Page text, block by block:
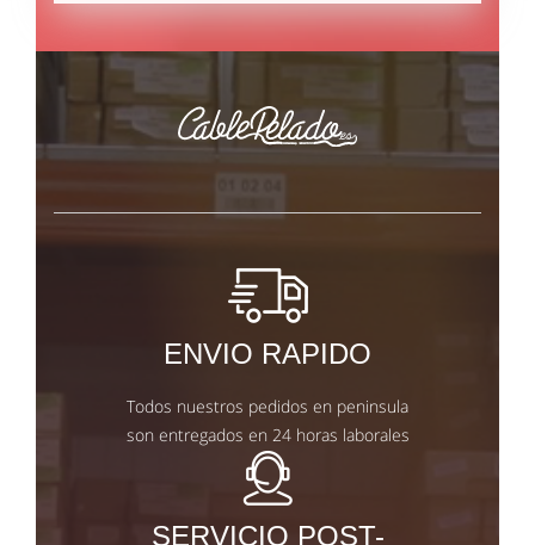
ENVIO RAPIDO
Todos nuestros pedidos en peninsula
son entregados en 24 horas laborales
SERVICIO POST-